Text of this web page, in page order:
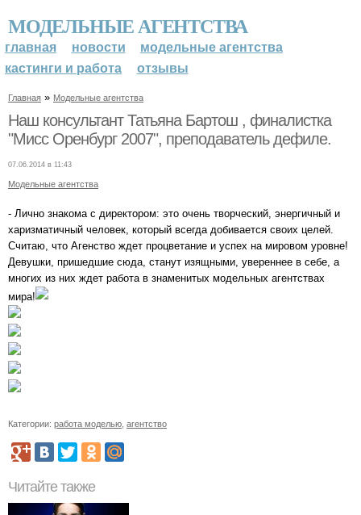
МОДЕЛЬНЫЕ АГЕНТСТВА
главная новости
модельные агентства
кастинги и работа
отзывы
Главная » Модельные агентства
Наш консультант Татьяна Бартош , финалистка
"Мисс Оренбург 2007", преподаватель дефиле.
07.06.2014 в 11:43
Модельные агентства
- Лично знакома с директором: это очень творческий, энергичный и
харизматичный человек, который всегда добивается своих целей.
Считаю, что Агенство ждет процветание и успех на мировом уровне!
Девушки, пришедшие сюда, станут изящными, увереннее в себе, а
многих из них ждет работа в знаменитых модельных агентствах
мира!
Категории: работа моделью агентство
Читайте также